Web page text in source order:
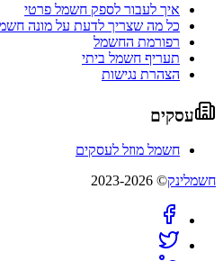
איך לעבור לספק חשמל פרטי
כל מה שצריך לדעת על מונה
רפורמת החשמל
תעריף חשמל ביתי
הצהרת נגישות
עסקים
חשמל מוזל לעסקים
חשמלינק© 2023-2026